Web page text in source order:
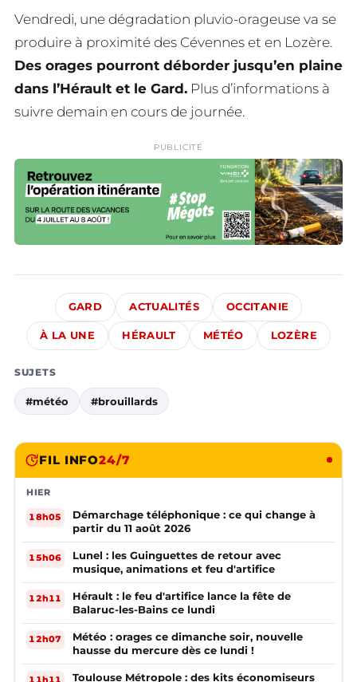
Vendredi, une dégradation pluvio-orageuse va se
produire à proximité des Cévennes et en Lozère.
Des orages pourront déborder jusqu’en plaine
dans l’Hérault et le Gard. Plus d’informations à
suivre demain en cours de journée.
PUBLICITÉ
GARD ACTUALITÉS OCCITANIE
À LA UNE HÉRAULT MÉTÉO LOZÈRE
SUJETS
#météo #brouillards
FIL INFO24/7
HIER
18h05
Démarchage téléphonique : ce qui change à
partir du 11 août 2026
15h06
Lunel : les Guinguettes de retour avec
musique, animations et feu d'artifice
12h11
Hérault : le feu d'artifice lance la fête de
Balaruc-les-Bains ce lundi
12h07
Météo : orages ce dimanche soir, nouvelle
hausse du mercure dès ce lundi !
11h11 Toulouse Métropole : des kits économiseurs